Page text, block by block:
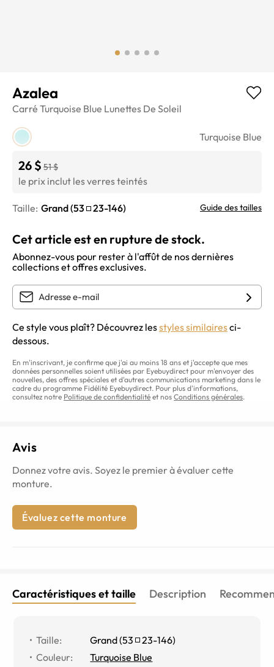
Azalea
Carré Turquoise Blue Lunettes De Soleil
Turquoise Blue
26 $ 51 $
le prix inclut les verres teintés
Taille: Grand(53 23-146) Guide des tailles
Cet article est en rupture de stock.
Abonnez-vous pour rester à l'affût de nos dernières
collections et offres exclusives.
Ce style vous plaît? Découvrez lesstyles similairesci-
dessous.
En m'inscrivant, je confirme que j'ai au moins 18 ans et j'accepte que mes
données personnelles soient utilisées par Eyebuydirect pour m'envoyer des
nouvelles, des offres spéciales et d'autres communications marketing dans le
cadre du programme Fidélité Eyebuydirect. Pour plus d'informations,
consultez notre Politique de confidentialité et nos Conditions générales.
Avis
Donnez votre avis. Soyez le premier à évaluer cette
monture.
Évaluez cette monture
Caractéristiques et taille Description
Taille: Grand(53 23-146)
Couleur:
Turquoise Blue